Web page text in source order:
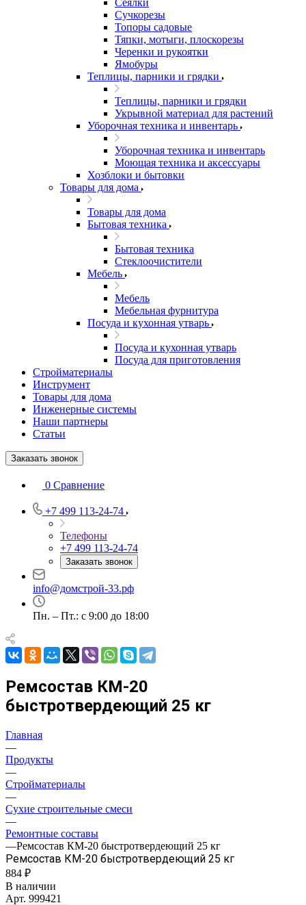
Сеялки
Сучкорезы
Топоры садовые
Тяпки, мотыги, плоскорезы
Черенки и рукоятки
Ямобуры
Теплицы, парники и грядки
Теплицы, парники и грядки
Укрывной материал для растений
Уборочная техника и инвентарь
Уборочная техника и инвентарь
Моющая техника и аксессуары
Хозблоки и бытовки
Товары для дома
Товары для дома
Бытовая техника
Бытовая техника
Стеклоочистители
Мебель
Мебель
Мебельная фурнитура
Посуда и кухонная утварь
Посуда и кухонная утварь
Посуда для приготовления
Стройматериалы
Инструмент
Товары для дома
Инженерные системы
Наши партнеры
Статьи
Заказать звонок
0 Сравнение
+7 499 113-24-74
Телефоны
+7 499 113-24-74
Заказать звонок
info@домстрой-33.рф
Пн. – Пт.: с 9:00 до 18:00
Ремсостав КМ-20
быстротвердеющий 25 кг
Главная
—
Продукты
—
Стройматериалы
—
Сухие строительные смеси
—
Ремонтные составы
—Ремсостав КМ-20 быстротвердеющий 25 кг
Ремсостав КМ-20 быстротвердеющий 25 кг
884 ₽
В наличии
Арт. 999421